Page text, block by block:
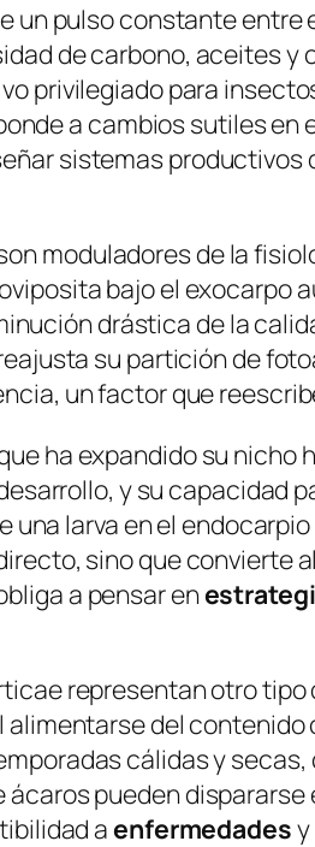
pulso constante entre
de carbono, aceites
privilegiado para
a cambios sutiles en
sistemas
moduladores de la
bajo el exocarpo
drástica de la
su partición de
un factor que
ha expandido su nicho
y su capacidad
larva en el
sino que convierte
a pensar en
representan otro tipo
del
cálidas y
pueden
aenfermedades